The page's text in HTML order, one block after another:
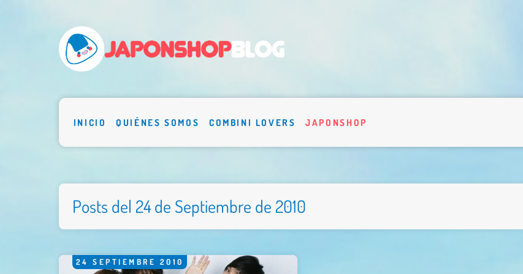
INICIO QUIÉNES SOMOS COMBINI LOVERS JAPONSHOP
Posts del 24 de Septiembre de 2010
24 SEPTIEMBRE 2010